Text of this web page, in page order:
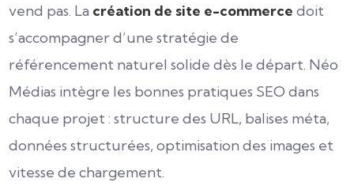
vend pas. La création de site e-commerce doit
s’accompagner d’une stratégie de
référencement naturel solide dès le départ. Néo
Médias intègre les bonnes pratiques SEO dans
chaque projet : structure des URL, balises méta,
données structurées, optimisation des images et
vitesse de chargement.